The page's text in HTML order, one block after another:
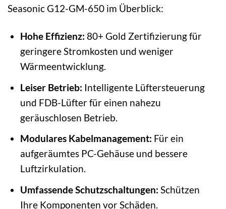
Seasonic G12-GM-650 im Überblick:
Hohe Effizienz: 80+ Gold Zertifizierung für
geringere Stromkosten und weniger
Wärmeentwicklung.
Leiser Betrieb: Intelligente Lüftersteuerung
und FDB-Lüfter für einen nahezu
geräuschlosen Betrieb.
Modulares Kabelmanagement: Für ein
aufgeräumtes PC-Gehäuse und bessere
Luftzirkulation.
Umfassende Schutzschaltungen: Schützen
Ihre Komponenten vor Schäden.